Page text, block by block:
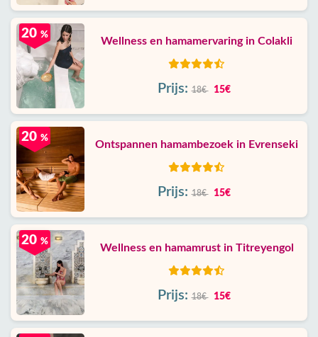
Wellness en hamamervaring in Colakli
20 %
Prijs: 18€ 15€
Ontspannen hamambezoek in Evrenseki
20 %
Prijs: 18€ 15€
Wellness en hamamrust in Titreyengol
20 %
Prijs: 18€ 15€